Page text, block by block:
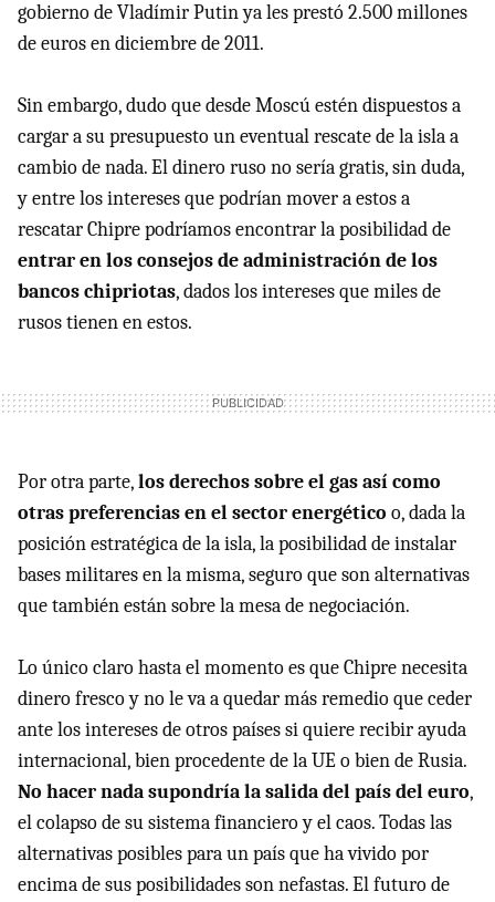
gobierno de Vladímir Putin ya les prestó 2.500 millones
de euros en diciembre de 2011.
Sin embargo, dudo que desde Moscú estén dispuestos a
cargar a su presupuesto un eventual rescate de la isla a
cambio de nada. El dinero ruso no sería gratis, sin duda,
y entre los intereses que podrían mover a estos a
rescatar Chipre podríamos encontrar la posibilidad de
entrar en los consejos de administración de los
bancos chipriotas, dados los intereses que miles de
rusos tienen en estos.
Por otra parte,los derechos sobre el gas así como
otras preferencias en el sector energético o, dada la
posición estratégica de la isla, la posibilidad de instalar
bases militares en la misma, seguro que son alternativas
que también están sobre la mesa de negociación.
Lo único claro hasta el momento es que Chipre necesita
dinero fresco y no le va a quedar más remedio que ceder
ante los intereses de otros países si quiere recibir ayuda
internacional, bien procedente de la UE o bien de Rusia.
No hacer nada supondría la salida del país del euro,
el colapso de su sistema financiero y el caos. Todas las
alternativas posibles para un país que ha vivido por
encima de sus posibilidades son nefastas. El futuro de